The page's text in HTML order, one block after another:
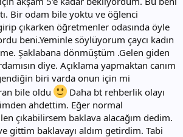
Bir odam bile yoktu ve öğlenci
çıkarken öğretmenler odasında öyle
beni.Yeminle söylüyorum çaycı kadın
Şaklabana dönmüştüm .Gelen giden
diye. Açıklama yapmaktan canım
biri varda onun için mi
bile oldu
Daha bt rehberlik olayı
ahdettim. Eğer normal
çıkabilirsem baklava alacağım dedim.
gittim baklavayı aldım getirdim. Tabi